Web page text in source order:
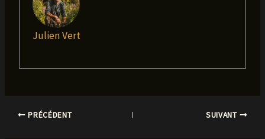
Julien Vert
PRÉCÉDENT SUIVANT